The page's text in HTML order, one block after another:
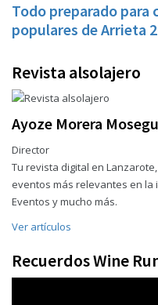
Todo preparado para
populares de Arrieta
Revista alsolajero
Ayoze Morera
Director
Tu revista digital en
eventos más relevantes en la
Eventos y mucho más.
Ver artículos
Recuerdos Wine